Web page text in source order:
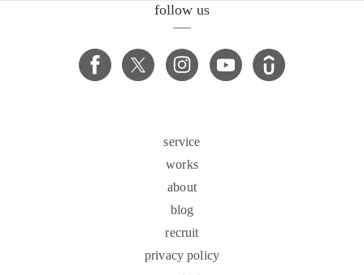
follow us
service
works
about
blog
recruit
privacy policy